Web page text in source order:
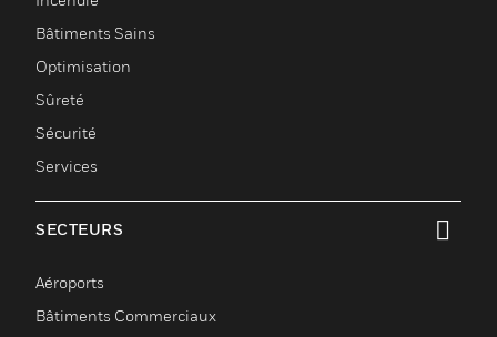
Bâtiments Sains
Optimisation
Sûreté
Sécurité
Services
SECTEURS
toggle view
Aéroports
Bâtiments Commerciaux